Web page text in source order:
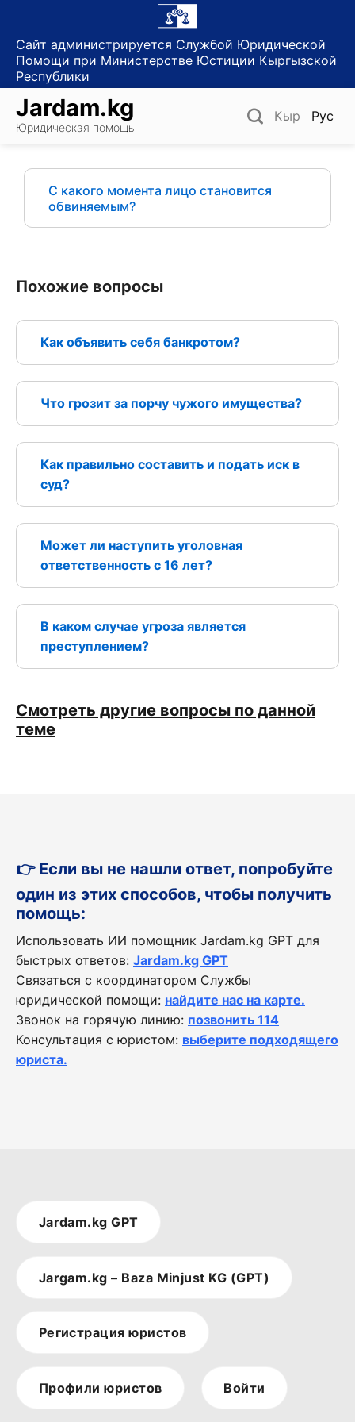
content
Сайт администрируется Службой Юридической
Помощи при Министерстве Юстиции Кыргызской
Республики
Jardam.kg
Юридическая помощь
Кыр Рус
С какого момента лицо становится
обвиняемым?
Похожие вопросы
Как объявить себя банкротом?
Что грозит за порчу чужого имущества?
Как правильно составить и подать иск в
суд?
Может ли наступить уголовная
ответственность с 16 лет?
В каком случае угроза является
преступлением?
Смотреть другие вопросы по данной
теме
👉 Если вы не нашли ответ, попробуйте
один из этих способов, чтобы получить
помощь:
Использовать ИИ помощник Jardam.kg GPT для
быстрых ответов: Jardam.kg GPT
Связаться с координатором Службы
юридической помощи: найдите нас на карте.
Звонок на горячую линию: позвонить 114
Консультация с юристом: выберите подходящего
юриста.
Jardam.kg GPT
Jargam.kg – Baza Minjust KG (GPT)
Регистрация юристов
Профили юристов Войти